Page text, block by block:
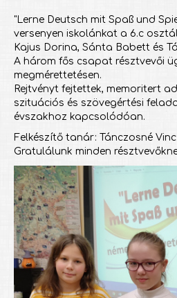
"Lerne Deutsch mit Spaß und
versenyen iskolánkat a 6.c
Kajus Dorina, Sánta Babett és
A három fős csapat résztvevői
megmérettetésen.
Rejtvényt fejtettek, memoritert
szituációs és szövegértési
évszakhoz kapcsolódóan.
Felkészítő tanár: Tánczosné
Gratulálunk minden